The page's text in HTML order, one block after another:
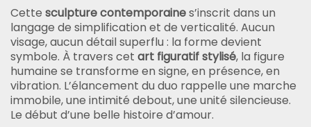
Cette sculpture contemporaines’inscrit dans un
langage de simplification et de verticalité. Aucun
visage, aucun détail superflu : la forme devient
symbole. À travers cet art figuratif stylisé, la figure
humaine se transforme en signe, en présence, en
vibration. L’élancement du duo rappelle une marche
immobile, une intimité debout, une unité silencieuse.
Le début d’une belle histoire d’amour.